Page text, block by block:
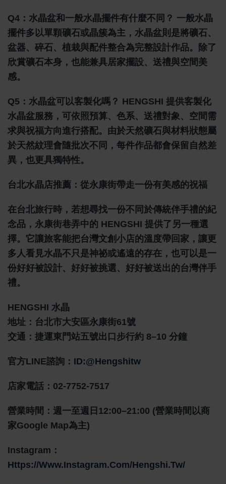
Q4：水晶盆和一般水晶擺件有什麼不同？ 一般水晶
擺件多以單顆礦石或晶簇為主，水晶盆則是將礦石、
盆器、碎石、植栽與配件整合為完整設計作品。除了
欣賞礦石本身，也能兼具居家擺設、送禮與空間美
感。
Q5：水晶盆可以客製化嗎？ HENGSHI 提供客製化
水晶盆服務，可依照預算、色系、送禮對象、空間需
求與祝福方向進行搭配。由於天然礦石與材料狀態屬
於天然紋理會隨批次不同，每件作品都會保留自然差
異，也更具獨特性。
台北水晶店推薦：從永康街帶走一份有美感的祝福
在台北旅行時，若想尋找一份不同於傳統伴手禮的紀
念品，永康街巷弄中的 HENGSHI 提供了另一種選
擇。它讓旅客能把台灣文創小店的溫度帶回家，讓更
多人看見水晶不只是神祕或遙遠的存在，也可以是一
份好好被設計、好好被挑選、好好被送出的台灣伴手
禮。
HENGSHI 水晶
地址：台北市大安區永康街61號
交通：捷運東門站五號出口步行約 8–10 分鐘
官方LINE諮詢： ID:@hengshitw
店家電話：02-7752-7517
營業時間：週一至週日12:00–21:00 (營業時間以商
家Google Map為主)
Instagram：
Https://www.instagram.com/hengshi.tw/